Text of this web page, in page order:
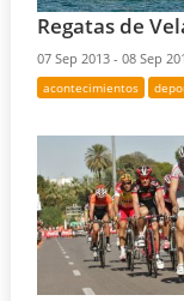
Regatas de
07 Sep 2013 - 08 Sep
acontecimientos